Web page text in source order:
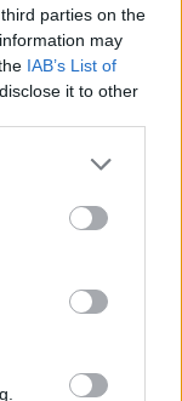
parties on the
may
IAB’s List of
it to other
more Google
may click to
party tags to
below Google